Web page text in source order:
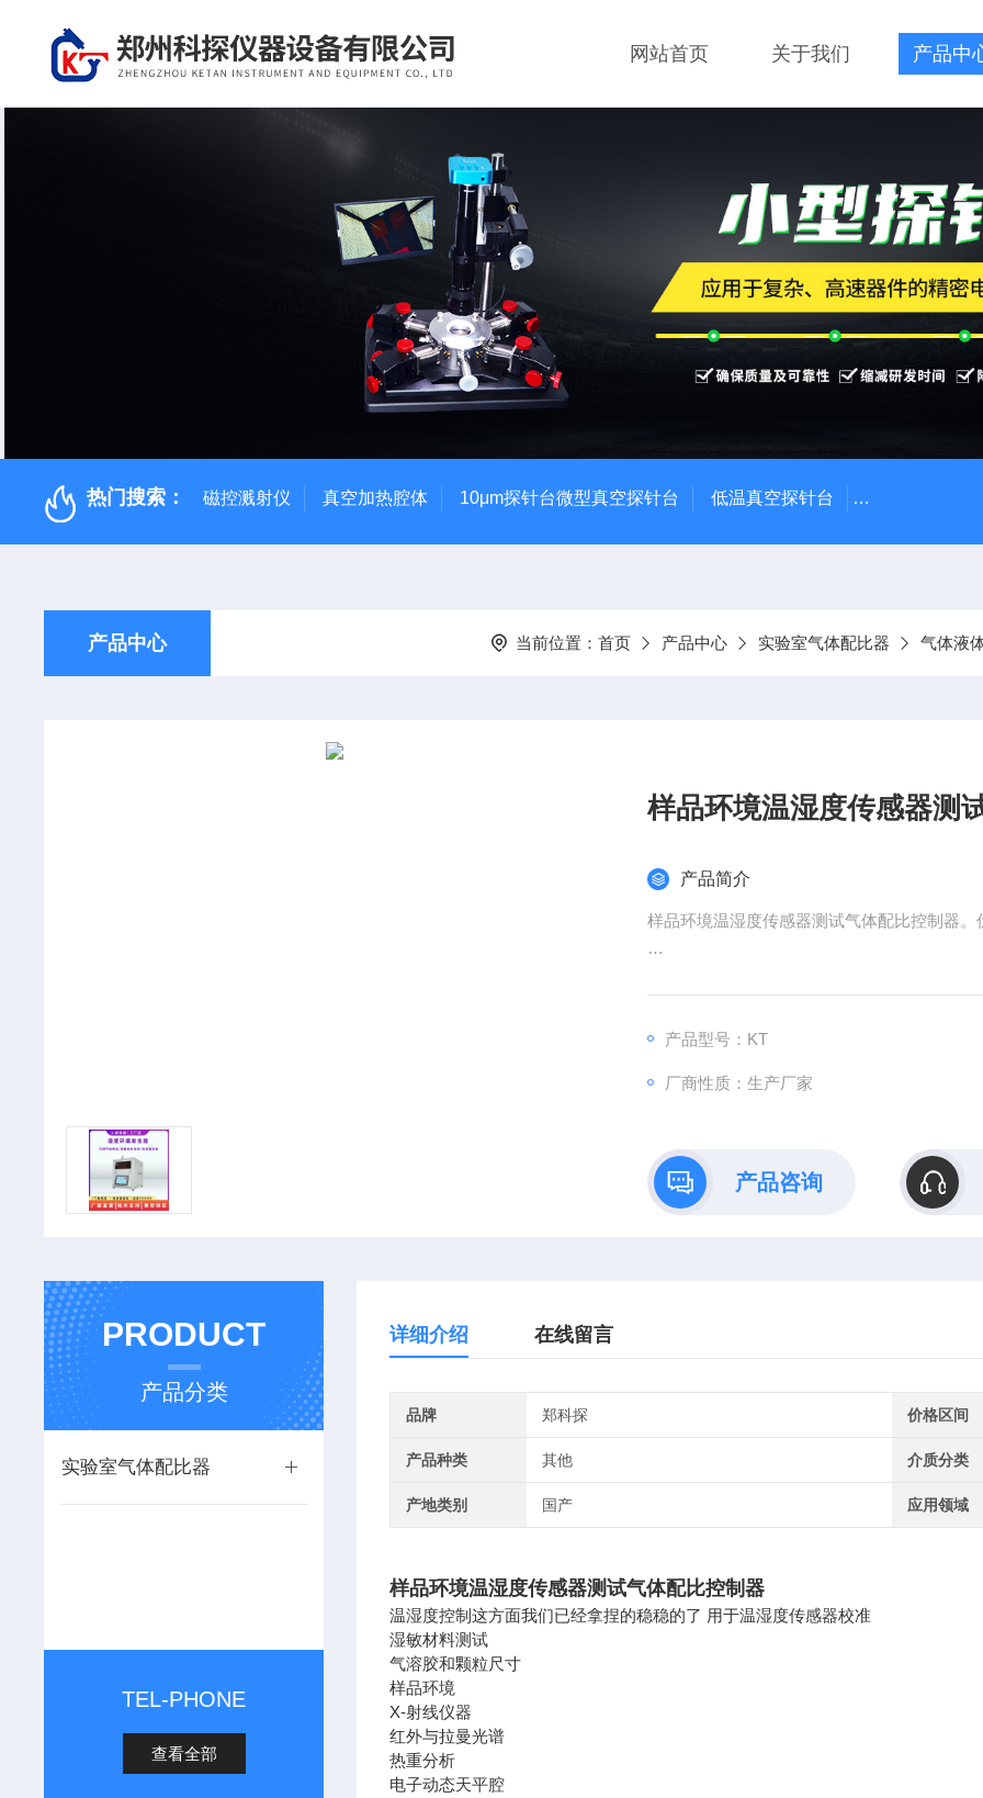
网站首页 关于我们 产品中
热门搜索： 磁控溅射仪 真空加热腔体 10μm探针台微型真空探针台 低温真空探针台 小型蒸镀仪
产品中心 当前位置： 首页 产品中心 实验室气体配比器 气体液
样品环境温湿度传感器测
产品简介
样品环境温湿度传感器测试气体配比控制器。
• 采用的恒功率传感器原理，在温度变化时
产品金属表面粗糙度更可达10RA以下，
产品型号：KT
厂商性质：生产厂家
产品咨询
PRODUCT
产品分类
实验室气体配比器
TEL-PHONE
查看全部
详细介绍 在线留言
品牌 郑科探 价格区间
产品种类 其他 介质分类
产地类别 国产 应用领域
样品环境温湿度传感器测试气体配比控制器
温湿度控制这方面我们已经拿捏的稳稳的了 用于温湿度传感器校准
湿敏材料测试
气溶胶和颗粒尺寸
样品环境
X-射线仪器
红外与拉曼光谱
热重分析
电子动态天平腔